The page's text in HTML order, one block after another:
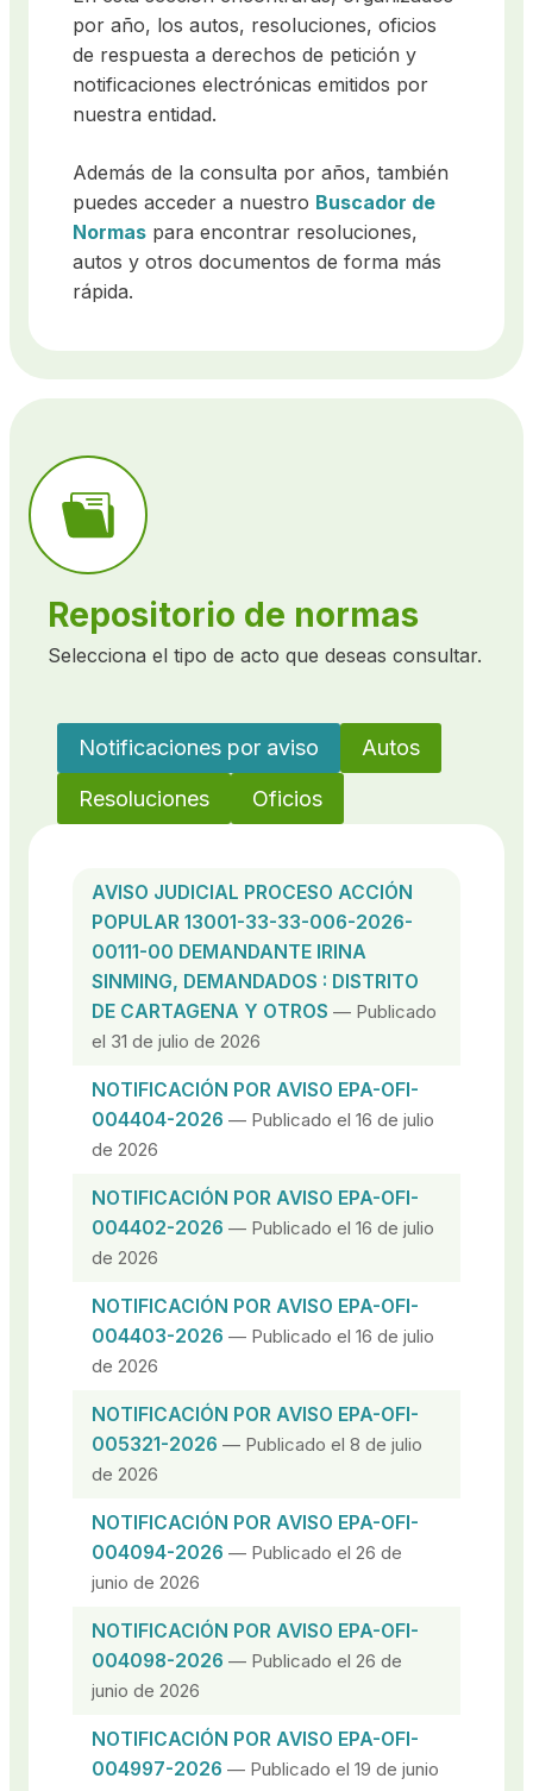
por año, los autos, resoluciones, oficios
de respuesta a derechos de petición y
notificaciones electrónicas emitidos por
nuestra entidad.
Además de la consulta por años, también
puedes acceder a nuestro Buscador de
Normas para encontrar resoluciones,
autos y otros documentos de forma más
rápida.
Repositorio de normas
Selecciona el tipo de acto que deseas consultar.
Notificaciones por aviso Autos
Resoluciones Oficios
AVISO JUDICIAL PROCESO ACCIÓN
POPULAR 13001-33-33-006-2026-
00111-00 DEMANDANTE IRINA
SINMING, DEMANDADOS : DISTRITO
DE CARTAGENA Y OTROS — Publicado
el 31 de julio de 2026
NOTIFICACIÓN POR AVISO EPA-OFI-
004404-2026 — Publicado el 16 de julio
de 2026
NOTIFICACIÓN POR AVISO EPA-OFI-
004402-2026 — Publicado el 16 de julio
de 2026
NOTIFICACIÓN POR AVISO EPA-OFI-
004403-2026 — Publicado el 16 de julio
de 2026
NOTIFICACIÓN POR AVISO EPA-OFI-
005321-2026 — Publicado el 8 de julio
de 2026
NOTIFICACIÓN POR AVISO EPA-OFI-
004094-2026 — Publicado el 26 de
junio de 2026
NOTIFICACIÓN POR AVISO EPA-OFI-
004098-2026 — Publicado el 26 de
junio de 2026
NOTIFICACIÓN POR AVISO EPA-OFI-
004997-2026 — Publicado el 19 de junio